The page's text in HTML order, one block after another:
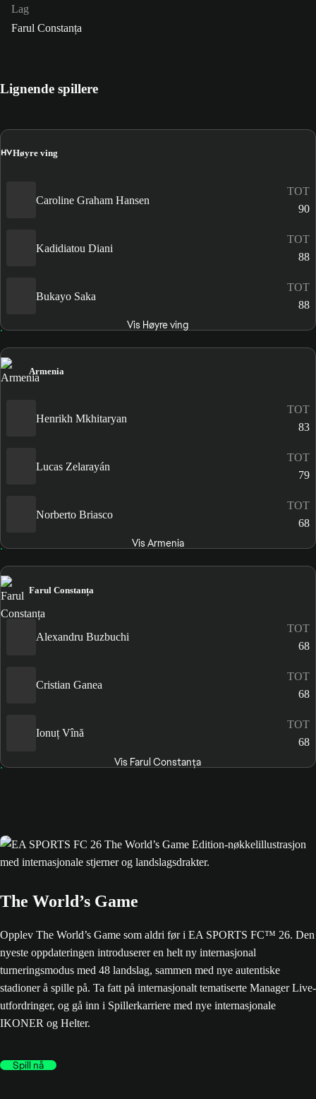
Lag
Farul Constanța
Lignende spillere
HVHøyre ving
Caroline Graham Hansen
TOT
90
Kadidiatou Diani
TOT
88
Bukayo Saka
TOT
88
Vis Høyre ving
Armenia
Henrikh Mkhitaryan
TOT
83
Lucas Zelarayán
TOT
79
Norberto Briasco
TOT
68
Vis Armenia
Farul Constanța
Alexandru Buzbuchi
TOT
68
Cristian Ganea
TOT
68
Ionuț Vînă
TOT
68
Vis Farul Constanța
The World’s Game
Opplev The World’s Game som aldri før i EA SPORTS FC™ 26. Den
nyeste oppdateringen introduserer en helt ny internasjonal
turneringsmodus med 48 landslag, sammen med nye autentiske
stadioner å spille på. Ta fatt på internasjonalt tematiserte Manager Live-
utfordringer, og gå inn i Spillerkarriere med nye internasjonale
IKONER og Helter.
Spill nå